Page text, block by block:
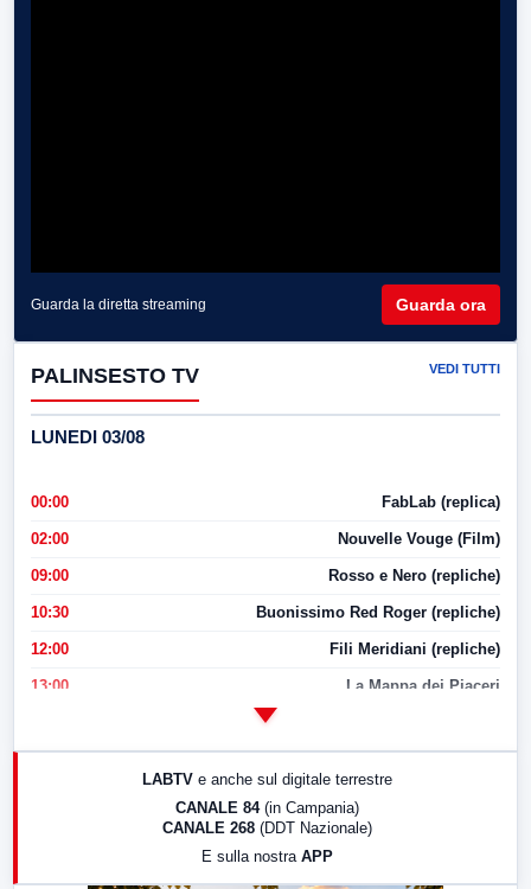
Guarda la diretta streaming Guarda ora
PALINSESTO TV VEDI TUTTI
LUNEDI 03/08
00:00 FabLab (replica)
02:00 Nouvelle Vouge (Film)
09:00 Rosso e Nero (repliche)
10:30 Buonissimo Red Roger (repliche)
12:00 Fili Meridiani (repliche)
13:00 La Mappa dei Piaceri
LABTV e anche sul digitale terrestre
CANALE 84 (in Campania)
CANALE 268 (DDT Nazionale)
E sulla nostra APP